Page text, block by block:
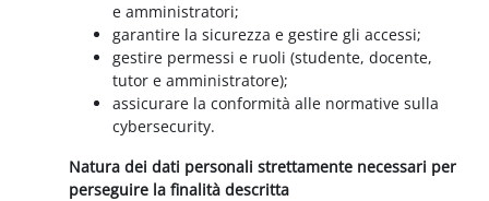
e amministratori;
garantire la sicurezza e gestire gli accessi;
gestire permessi e ruoli (studente, docente,
tutor e amministratore);
assicurare la conformità alle normative sulla
cybersecurity.
Natura dei dati personali strettamente necessari per
perseguire la finalità descritta